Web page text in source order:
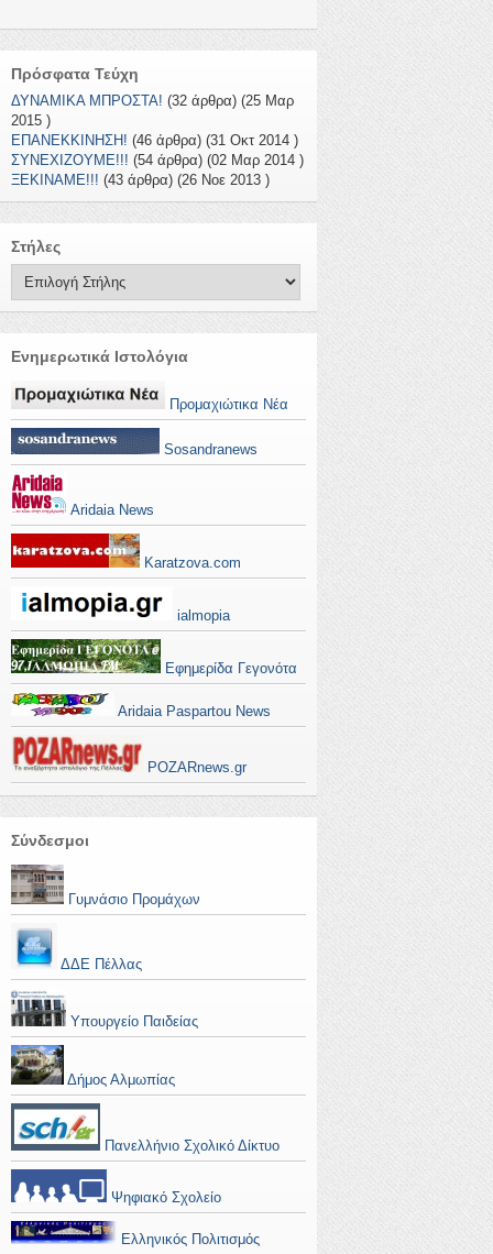
Πρόσφατα Τεύχη
ΔΥΝΑΜΙΚΑ ΜΠΡΟΣΤΑ! (32 άρθρα) (25 Μαρ
2015 )
ΕΠΑΝΕΚΚΙΝΗΣΗ! (46 άρθρα) (31 Οκτ 2014 )
ΣΥΝΕΧΙΖΟΥΜΕ!!! (54 άρθρα) (02 Μαρ 2014 )
ΞΕΚΙΝΑΜΕ!!! (43 άρθρα) (26 Νοε 2013 )
Στήλες
Ενημερωτικά Ιστολόγια
Προμαχιώτικα Νέα
Sosandranews
Aridaia News
Karatzova.com
ialmopia
Εφημερίδα Γεγονότα
Aridaia Paspartou News
POZARnews.gr
Σύνδεσμοι
Γυμνάσιο Προμάχων
ΔΔΕ Πέλλας
Υπουργείο Παιδείας
Δήμος Αλμωπίας
Πανελλήνιο Σχολικό Δίκτυο
Ψηφιακό Σχολείο
Ελληνικός Πολιτισμός